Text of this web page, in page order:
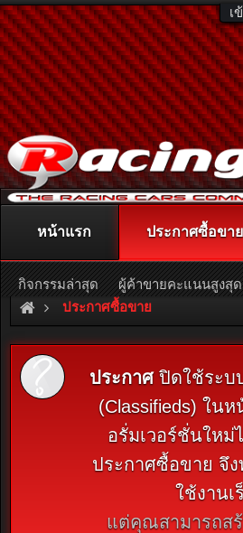
เ
ติดต่อลงโฆษณา racingweb@gmail.com
หรืออ่านรายละเอียดเพิ่
ประกาศซื้อขาย
ประกาศปิดใช้ระบ
(Classifieds) ใน
อรั่มเวอร์ชั่นใหม่
ประกาศซื้อขาย จึ
ใช้งานเ
แต่คุณสามารถส
หน้าแรก ประกาศซื้อขาย
กิจกรรมล่าสุด ผู้ค้าขายคะแนนสูงสุด